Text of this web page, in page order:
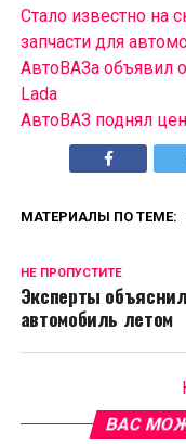
Стало известно на
запчасти для
АвтоВАЗа объявил
Lada
АвтоВАЗ поднял
МАТЕРИАЛЫ ПО ТЕМЕ:
НЕ ПРОПУСТИТЕ
Эксперты
автомобиль летом
ВАС